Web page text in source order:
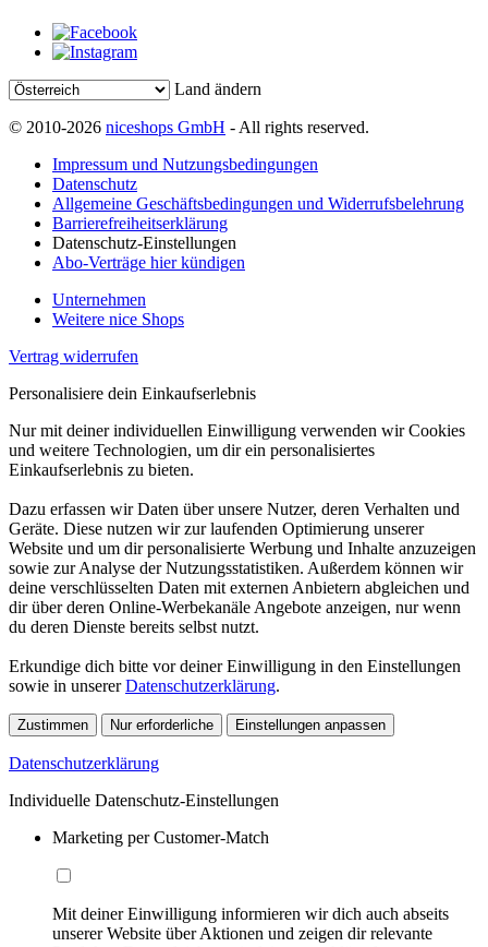
Land ändern
© 2010-2026 niceshops GmbH - All rights reserved.
Impressum und Nutzungsbedingungen
Datenschutz
Allgemeine Geschäftsbedingungen und Widerrufsbelehrung
Barrierefreiheitserklärung
Datenschutz-Einstellungen
Abo-Verträge hier kündigen
Unternehmen
Weitere nice Shops
Vertrag widerrufen
Personalisiere dein Einkaufserlebnis
Nur mit deiner individuellen Einwilligung verwenden wir Cookies
und weitere Technologien, um dir ein personalisiertes
Einkaufserlebnis zu bieten.
Dazu erfassen wir Daten über unsere Nutzer, deren Verhalten und
Geräte. Diese nutzen wir zur laufenden Optimierung unserer
Website und um dir personalisierte Werbung und Inhalte anzuzeigen
sowie zur Analyse der Nutzungsstatistiken. Außerdem können wir
deine verschlüsselten Daten mit externen Anbietern abgleichen und
dir über deren Online-Werbekanäle Angebote anzeigen, nur wenn
du deren Dienste bereits selbst nutzt.
Erkundige dich bitte vor deiner Einwilligung in den Einstellungen
sowie in unsererDatenschutzerklärung.
Zustimmen Nur erforderliche Einstellungen anpassen
Datenschutzerklärung
Individuelle Datenschutz-Einstellungen
Marketing per Customer-Match
Mit deiner Einwilligung informieren wir dich auch abseits
unserer Website über Aktionen und zeigen dir relevante